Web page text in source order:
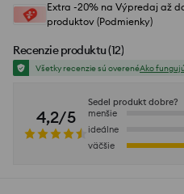
Extra -20% na Výpredaj až
produktov (Podmienky)
Recenzie produktu(12)
Všetky recenzie sú overenéAko
4,2/5
Sedel produkt dobre?
menšie
ideálne
väčšie